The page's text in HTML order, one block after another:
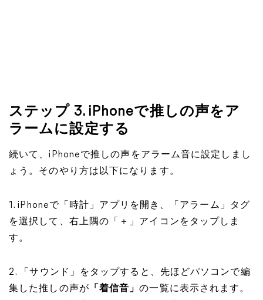
ステップ 3. iPhoneで推しの声をア
ラームに設定する
続いて、iPhoneで推しの声をアラーム音に設定しまし
ょう。そのやり方は以下になります。
1. iPhoneで「時計」アプリを開き、「アラーム」タグ
を選択して、右上隅の「＋」アイコンをタップしま
す。
2. 「サウンド」をタップすると、先ほどパソコンで編
集した推しの声が 「着信音」の一覧に表示されます。